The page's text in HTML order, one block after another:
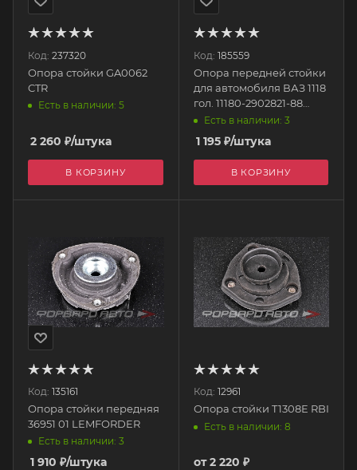
Код: 237320
Опора стойки GA0062
CTR
Есть в наличии: 5
2 260 ₽/штука
В КОРЗИНУ
Код: 185559
Опора передней стойки
для автомобиля ВАЗ 1118
гол. 11180-2902821-88
АВТОСТАНДАРТ
Есть в наличии: 3
1 195₽/штука
В КОРЗИНУ
Код: 135161
Опора стойки передняя
36951 01 LEMFORDER
Есть в наличии: 3
1 910 ₽/штука
Код: 12961
Опора стойки T1308E RBI
Есть в наличии: 8
от2 220 ₽